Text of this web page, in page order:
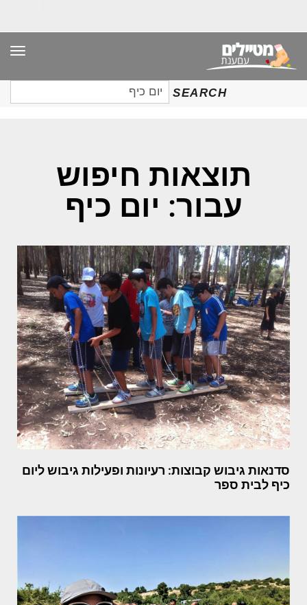
SEARCH
חיפוש
עבור:
תוצאות חיפוש
עבור: יום כיף
סדנאות גיבוש קבוצות: רעיונות ופעילות גיבוש ליום
כיף לבית ספר